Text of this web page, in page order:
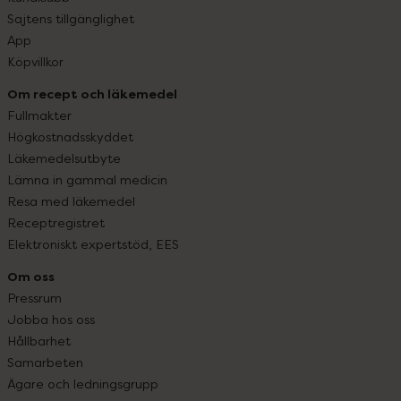
Sajtens tillgänglighet
App
Köpvillkor
Om recept och läkemedel
Fullmakter
Högkostnadsskyddet
Läkemedelsutbyte
Lämna in gammal medicin
Resa med läkemedel
Receptregistret
Elektroniskt expertstöd, EES
Om oss
Pressrum
Jobba hos oss
Hållbarhet
Samarbeten
Ägare och ledningsgrupp